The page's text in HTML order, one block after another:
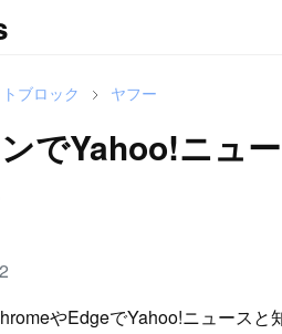
ブロック ヤフー
でYahoo!ニュ
やEdgeでYahoo!ニュースと